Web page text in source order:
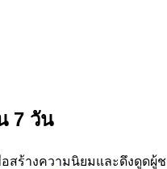
7 วัน
อสร้างความนิยมและดึงดู